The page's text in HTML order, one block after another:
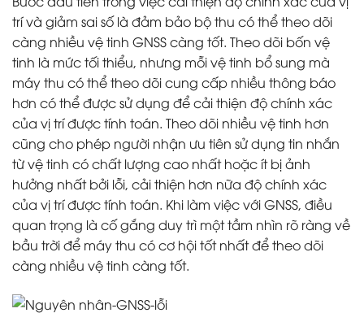
trí và giảm sai số là đảm bảo bộ thu có thể theo dõi
càng nhiều vệ tinh GNSS càng tốt. Theo dõi bốn vệ
tinh là mức tối thiểu, nhưng mỗi vệ tinh bổ sung mà
máy thu có thể theo dõi cung cấp nhiều thông báo
hơn có thể được sử dụng để cải thiện độ chính xác
của vị trí được tính toán. Theo dõi nhiều vệ tinh hơn
cũng cho phép người nhận ưu tiên sử dụng tin nhắn
từ vệ tinh có chất lượng cao nhất hoặc ít bị ảnh
hưởng nhất bởi lỗi, cải thiện hơn nữa độ chính xác
của vị trí được tính toán. Khi làm việc với GNSS, điều
quan trọng là cố gắng duy trì một tầm nhìn rõ ràng về
bầu trời để máy thu có cơ hội tốt nhất để theo dõi
càng nhiều vệ tinh càng tốt.